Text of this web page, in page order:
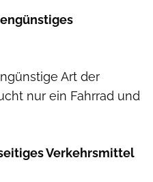
Art der
nur ein Fahrrad und
Verkehrsmittel